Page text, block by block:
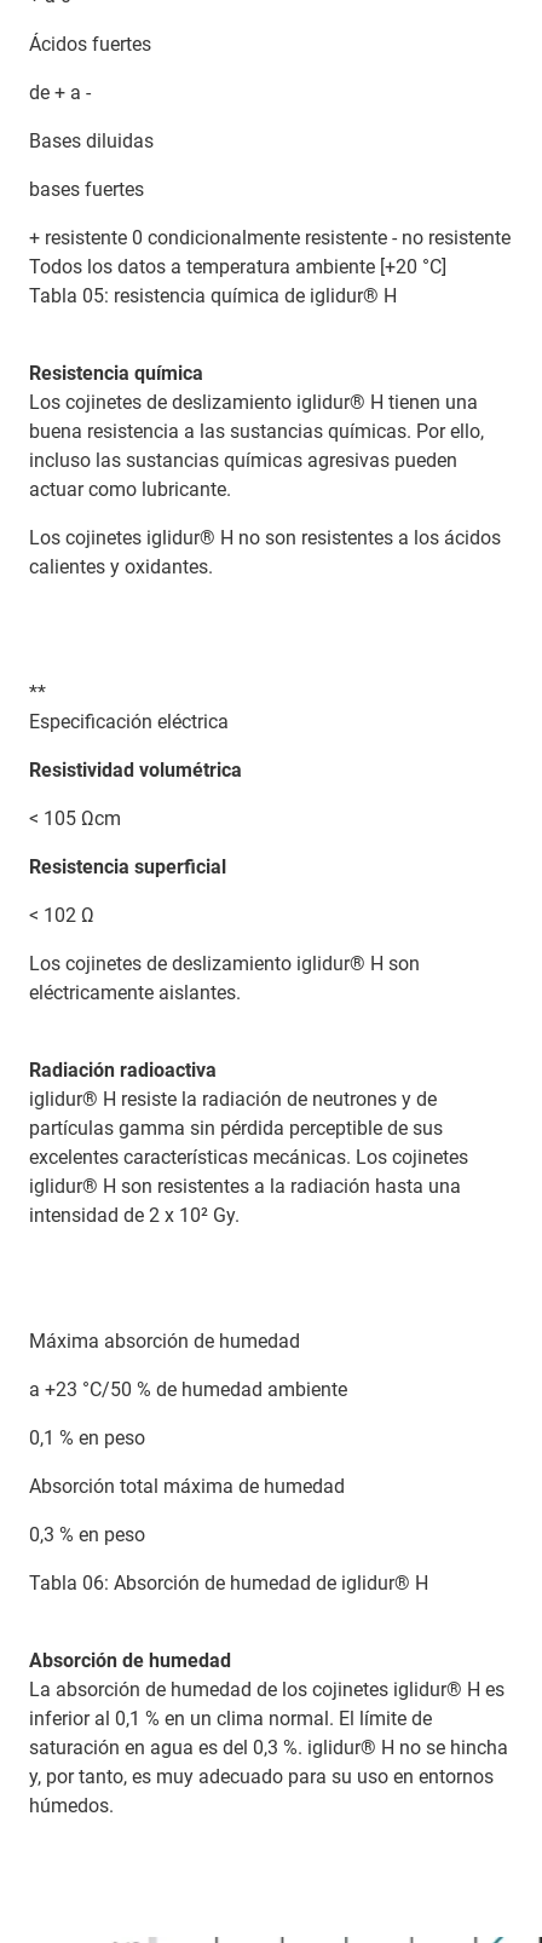
Ácidos fuertes
de + a -
Bases diluidas
bases fuertes
+ resistente 0 condicionalmente resistente - no resistente
Todos los datos a temperatura ambiente [+20 °C]
Tabla 05: resistencia química de iglidur® H
Resistencia química
Los cojinetes de deslizamiento iglidur® H tienen una
buena resistencia a las sustancias químicas. Por ello,
incluso las sustancias químicas agresivas pueden
actuar como lubricante.
Los cojinetes iglidur® H no son resistentes a los ácidos
calientes y oxidantes.
**
Especificación eléctrica
Resistividad volumétrica
< 105 Ωcm
Resistencia superficial
< 102 Ω
Los cojinetes de deslizamiento iglidur® H son
eléctricamente aislantes.
Radiación radioactiva
iglidur® H resiste la radiación de neutrones y de
partículas gamma sin pérdida perceptible de sus
excelentes características mecánicas. Los cojinetes
iglidur® H son resistentes a la radiación hasta una
intensidad de 2 x 10² Gy.
Máxima absorción de humedad
a +23 °C/50 % de humedad ambiente
0,1 % en peso
Absorción total máxima de humedad
0,3 % en peso
Tabla 06: Absorción de humedad de iglidur® H
Absorción de humedad
La absorción de humedad de los cojinetes iglidur® H es
inferior al 0,1 % en un clima normal. El límite de
saturación en agua es del 0,3 %. iglidur® H no se hincha
y, por tanto, es muy adecuado para su uso en entornos
húmedos.